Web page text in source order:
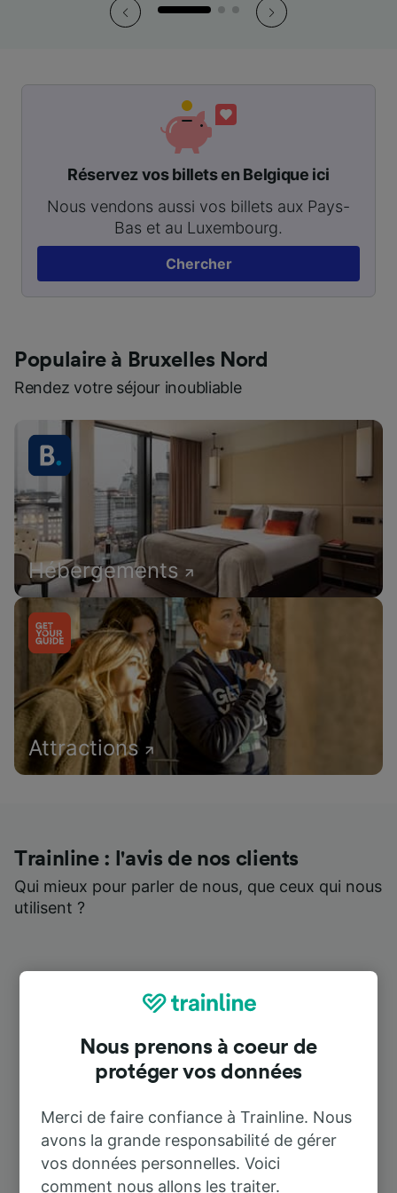
Réservez vos billets en Belgique ici
Nous vendons aussi vos billets aux Pays-
Bas et au Luxembourg.
Chercher
Populaire à Bruxelles Nord
Rendez votre séjour inoubliable
Hébergements
Attractions
Trainline : l'avis de nos clients
Qui mieux pour parler de nous, que ceux qui nous
utilisent ?
Nous prenons à coeur de
protéger vos données
Merci de faire confiance à Trainline. Nous
avons la grande responsabilité de gérer
vos données personnelles. Voici
comment nous allons les traiter.